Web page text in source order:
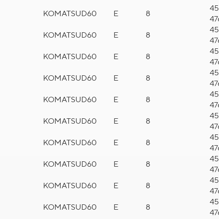
KOMATSUD60 E 8
KOMATSUD60 E 8
KOMATSUD60 E 8
KOMATSUD60 E 8
KOMATSUD60 E 8
KOMATSUD60 E 8
KOMATSUD60 E 8
KOMATSUD60 E 8
KOMATSUD60 E 8
KOMATSUD60 E 8